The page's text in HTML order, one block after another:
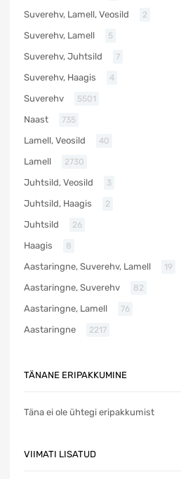
Suverehv, Lamell, Veosild 2
Suverehv, Lamell 5
Suverehv, Juhtsild 7
Suverehv, Haagis 4
Suverehv 5501
Naast 735
Lamell, Veosild 40
Lamell 2730
Juhtsild, Veosild 3
Juhtsild, Haagis 2
Juhtsild 26
Haagis 8
Aastaringne, Suverehv, Lamell 19
Aastaringne, Suverehv 82
Aastaringne, Lamell 76
Aastaringne 2217
TÄNANE ERIPAKKUMINE
Täna ei ole ühtegi eripakkumist
VIIMATI LISATUD